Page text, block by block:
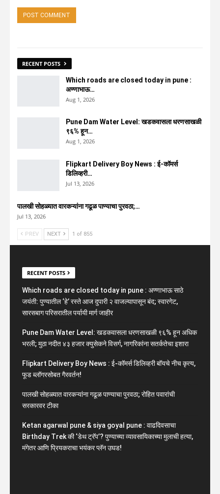
RECENT POSTS
Which roads are closed today in pune :
अण्णाभाऊ…
Aug 1, 2026
Pune Dam Water Level: खडकवासला धरणसाखळी
९६% हून…
Aug 1, 2026
Flipkart Delivery Boy News : ई-कॉमर्स
डिलिव्हरी…
Jul 13, 2026
पालखी सोहळ्यात वारकऱ्यांना गढूळ पाण्याचा पुरवठा;…
Jul 13, 2026
PREV NEXT 1 of 855
RECENT POSTS
Which roads are closed today in pune : अण्णाभाऊ साठे
जयंती: पुण्यातील ‘हे’ रस्ते आज दुपारी २ वाजल्यापासून बंद; स्वारगेट,
सारसबाग परिसरातील पर्यायी मार्ग जाहीर
Pune Dam Water Level: खडकवासला धरणसाखळी ९६% हून अधिक
भरली; मुठा नदीत ४३ हजार क्युसेकने विसर्ग, नागरिकांना सतर्कतेचा इशारा
Flipkart Delivery Boy News : ई-कॉमर्स डिलिव्हरी बॉयचे नीच कृत्य,
फूड ब्लॉगरसोबत गैरवर्तन!
पालखी सोहळ्यात वारकऱ्यांना गढूळ पाण्याचा पुरवठा; रोहित पवारांची
सरकारवर टीका
Ketan agarwal pune & siya goyal pune : वाढदिवसाचा
Birthday Trek की ‘डेथ ट्रॅप’? पुण्याच्या व्यावसायिकाच्या मुलाची हत्या,
मंगेतर आणि प्रियकराचा भयंकर प्लॅन उघड!